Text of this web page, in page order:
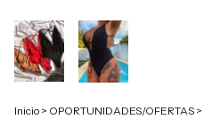
Inicio > OPORTUNIDADES/OFERTAS >